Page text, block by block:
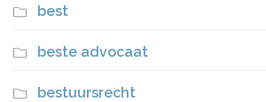
best
beste advocaat
bestuursrecht